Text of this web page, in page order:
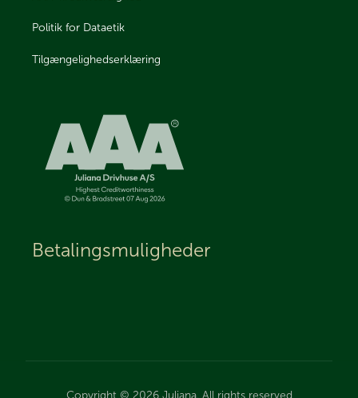
Politik for Dataetik
Tilgængelighedserklæring
Betalingsmuligheder
Copyright © 2026 Juliana. All rights reserved